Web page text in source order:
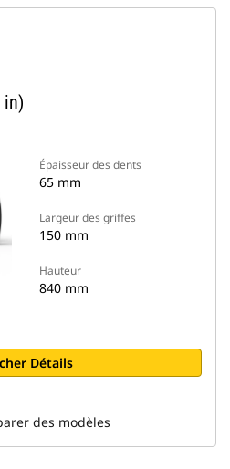
in)
Épaisseur des dents
65 mm
Largeur des griffes
150 mm
Hauteur
840 mm
Détails
des modèles